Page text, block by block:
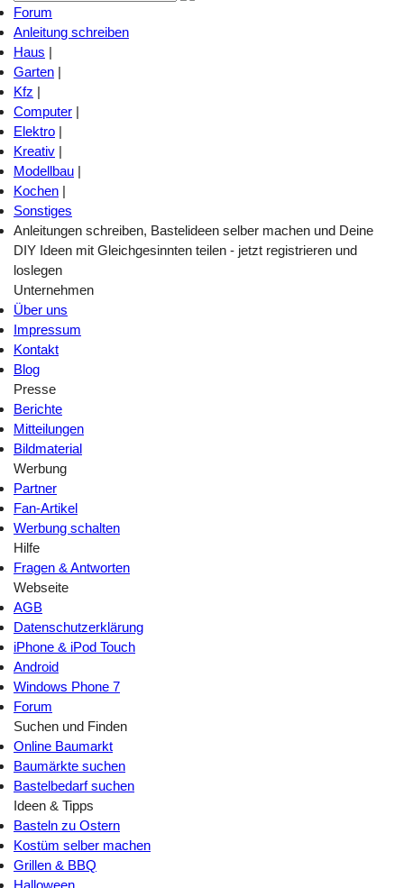
Forum
Anleitung schreiben
Haus |
Garten |
Kfz |
Computer |
Elektro |
Kreativ |
Modellbau |
Kochen |
Sonstiges
Anleitungen schreiben, Bastelideen selber machen und Deine
DIY Ideen mit Gleichgesinnten teilen - jetzt registrieren und
loslegen
Unternehmen
Über uns
Impressum
Kontakt
Blog
Presse
Berichte
Mitteilungen
Bildmaterial
Werbung
Partner
Fan-Artikel
Werbung schalten
Hilfe
Fragen & Antworten
Webseite
AGB
Datenschutzerklärung
iPhone & iPod Touch
Android
Windows Phone 7
Forum
Suchen und Finden
Online Baumarkt
Baumärkte suchen
Bastelbedarf suchen
Ideen & Tipps
Basteln zu Ostern
Kostüm selber machen
Grillen & BBQ
Halloween